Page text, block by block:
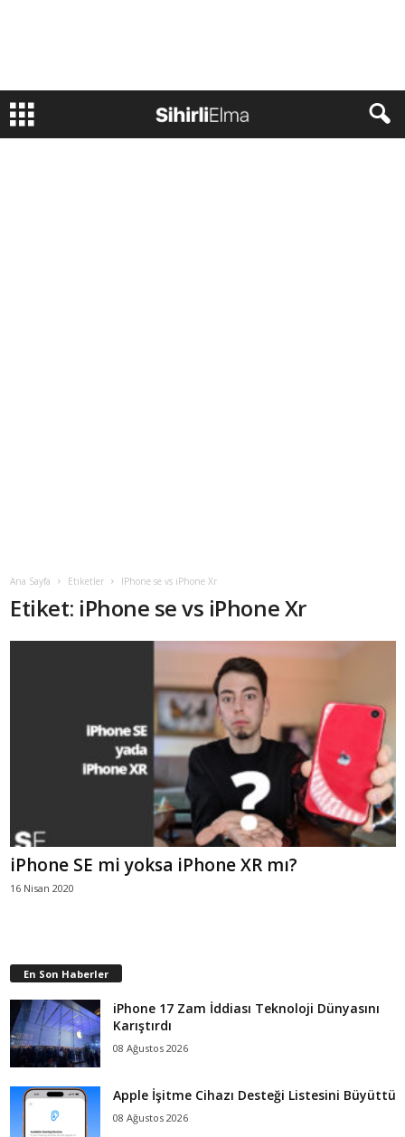
Ana Sayfa Etiketler IPhone se vs iPhone Xr
Etiket: iPhone se vs iPhone Xr
iPhone SE mi yoksa iPhone XR mı?
16 Nisan 2020
En Son Haberler
iPhone 17 Zam İddiası Teknoloji Dünyasını
Karıştırdı
08 Ağustos 2026
Apple İşitme Cihazı Desteği Listesini Büyüttü
08 Ağustos 2026